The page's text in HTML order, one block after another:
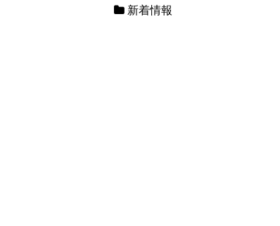
新着情報